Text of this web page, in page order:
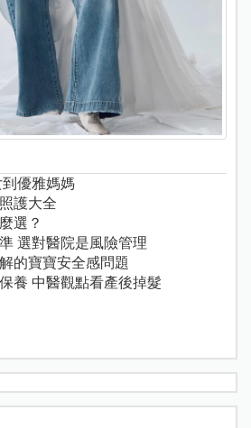
優雅媽媽
護大全
選？
選對醫院是風險管理
的寶寶安全感問題
養 中醫觀點看產後掉髮